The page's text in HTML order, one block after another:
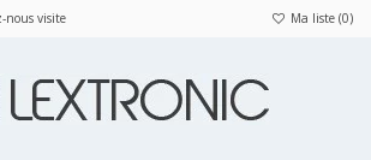
nous visite Ma liste (0)